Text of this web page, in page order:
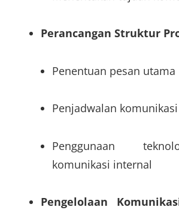
Perancangan Struktur
Penentuan pesan utama
Penjadwalan
Penggunaan
komunikasi internal
Pengelolaan